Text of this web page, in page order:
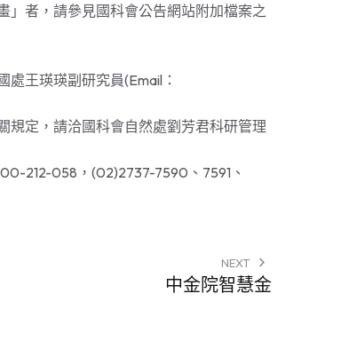
」者，請參見國科會公告網站附加檔案之
王瑛瑛副研究員(Email：
規定，請洽國科會自然處劉芳君科研管理
212-058，(02)2737-7590、7591、
NEXT
中金院智慧金